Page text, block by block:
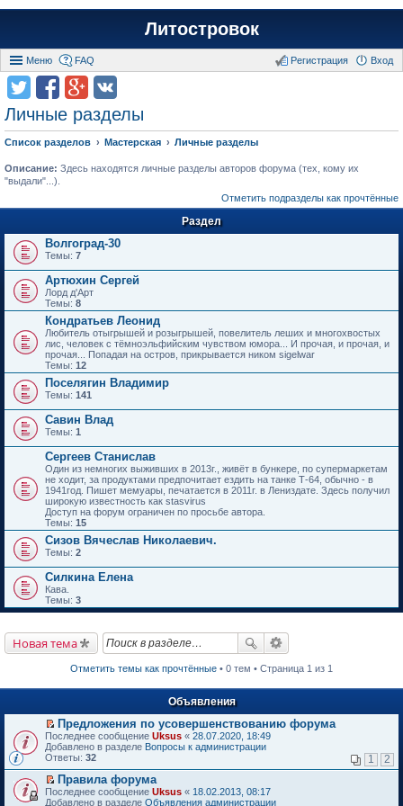
Литостровок
Меню FAQ Вход
Регистрация
Личные разделы
Список разделов Мастерская Личные разделы
Описание: Здесь находятся личные разделы авторов форума (тех, кому их
"выдали"...).
Отметить подразделы как прочтённые
Раздел
Волгоград-30
Темы: 7
Артюхин Сергей
Лорд д'Арт
Темы: 8
Кондратьев Леонид
Любитель отыгрышей и розыгрышей, повелитель леших и многохвостых
лис, человек с тёмноэльфийским чувством юмора... И прочая, и прочая, и
прочая... Попадая на остров, прикрывается ником sigelwar
Темы: 12
Поселягин Владимир
Темы: 141
Савин Влад
Темы: 1
Сергеев Станислав
Один из немногих выживших в 2013г., живёт в бункере, по супермаркетам
не ходит, за продуктами предпочитает ездить на танке Т-64, обычно - в
1941год. Пишет мемуары, печатается в 2011г. в Лениздате. Здесь получил
широкую известность как stasvirus
Доступ на форум ограничен по просьбе автора.
Темы: 15
Сизов Вячеслав Николаевич.
Темы: 2
Силкина Елена
Кава.
Темы: 3
Новая тема
Отметить темы как прочтённые • 0 тем • Страница 1 из 1
Объявления
П
е
р
й
т
и
Предложения по усовершенствованию форума
Последнее сообщение Uksus « 28.07.2020, 18:49
Добавлено в разделе Вопросы к администрации
Ответы: 32 1 2
П
е
Правила форума
Последнее сообщение Uksus « 18.02.2013, 08:17
Добавлено в разделе Объявления администрации